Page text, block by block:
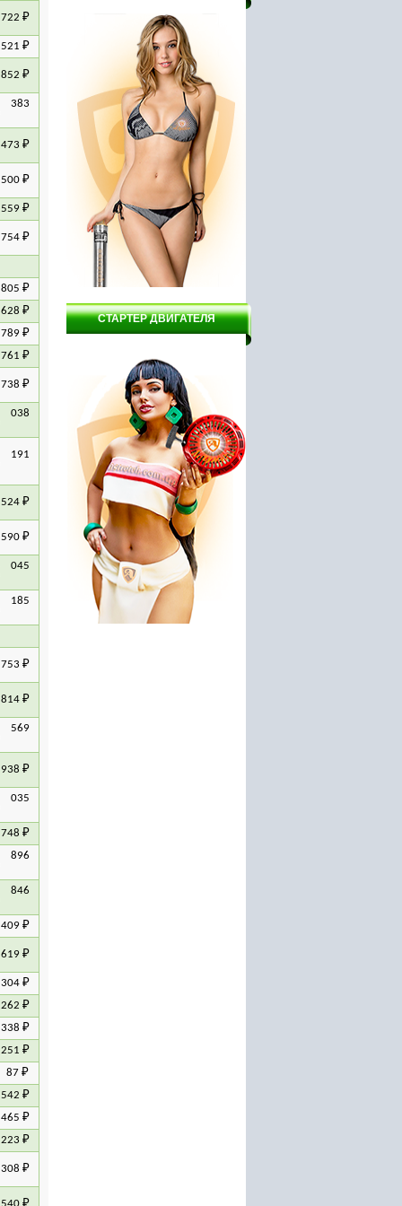
₽
₽
₽
383
₽
₽
₽
₽
₽
₽
₽
₽
₽
038
191
₽
₽
045
185
₽
₽
569
₽
035
₽
896
846
₽
₽
₽
₽
₽
₽
₽
₽
₽
₽
₽
ВСН1-
Мотоблок Пахарь ТСР 900
29500 руб.
СТАРТЕР ДВИГАТЕЛЯ